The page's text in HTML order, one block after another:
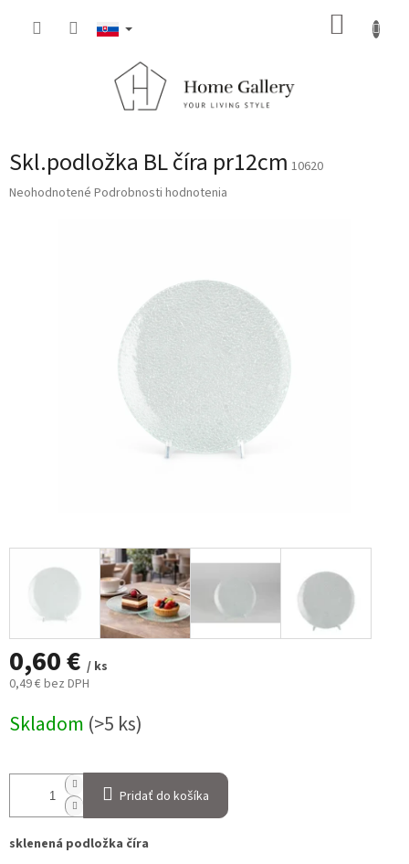
Skl.podložka BL číra pr12cm 10620
Priemerné
Neohodnotené Podrobnosti hodnotenia
0,60 € / ks
0,49 € bez DPH
cena:
Skladom (>5 ks)
Pridať do košíka
sklenená podložka číra